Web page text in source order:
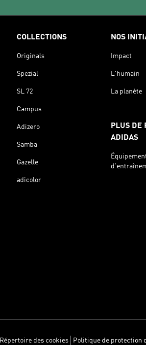
COLLECTIONS
Originals
Spezial
SL 72
Campus
Adizero
Samba
Gazelle
adicolor
NOS
Impact
L'humain
La planète
PLUS DE
ADIDAS
Répertoire des cookies Politique de protection